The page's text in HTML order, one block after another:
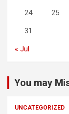
24 25
31
« Jul
You may
UNCATEGORIZED